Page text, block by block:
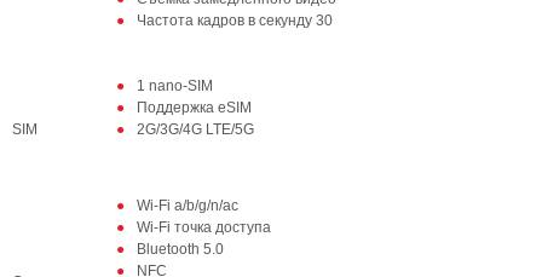
Частота кадров в секунду 30
SIM
1 nano-SIM
Поддержка eSIM
2G/3G/4G LTE/5G
Wi-Fi a/b/g/n/ac
Wi-Fi точка доступа
Bluetooth 5.0
NFC